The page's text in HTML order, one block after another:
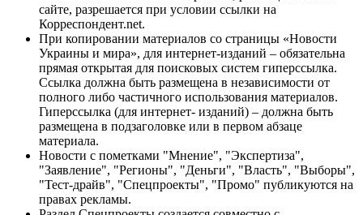
сайте, разрешается при условии ссылки на
Корреспондент.net.
При копировании материалов со страницы «Новости
Украины и мира», для интернет-изданий – обязательна
прямая открытая для поисковых систем гиперссылка.
Ссылка должна быть размещена в независимости от
полного либо частичного использования материалов.
Гиперссылка (для интернет- изданий) – должна быть
размещена в подзаголовке или в первом абзаце
материала.
Новости с пометками "Мнение", "Экспертиза",
"Заявление", "Регионы", "Деньги", "Власть", "Выборы",
"Тест-драйв", "Спецпроекты", "Промо" публикуются на
правах рекламы.